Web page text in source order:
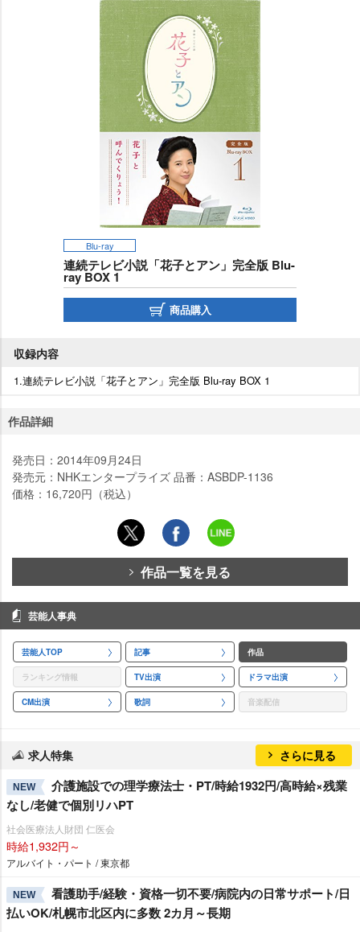
e
Blu-ray
連続テレビ小説「花子とアン」完全版 Blu-
ray BOX 1
商品購入
収録内容
1.連続テレビ小説「花子とアン」完全版 Blu-ray BOX 1
作品詳細
発売日：2014年09月24日
発売元：NHKエンタープライズ 品番：ASBDP-1136
価格：16,720円（税込）
作品一覧を見る
芸能人事典
芸能人TOP 記事 作品
ランキング情報 TV出演 ドラマ出演
CM出演 歌詞 音楽配信
求人特集 さらに見る
NEW
介護施設での理学療法士・PT/時給1932円/高時給×残業
なし/老健で個別リハPT
社会医療法人財団 仁医会
時給1,932円～
アルバイト・パート / 東京都
NEW
看護助手/経験・資格一切不要/病院内の日常サポート/日
払いOK/札幌市北区内に多数 2カ月～長期